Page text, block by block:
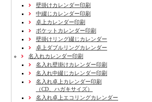
壁掛けカレンダー印刷
中綴じカレンダー印刷
卓上カレンダー印刷
ポケットカレンダー印刷
壁掛けリング綴じカレンダー
卓上ダブルリングカレンダー
名入れカレンダー印刷
名入れ壁掛けカレンダー印刷
名入れ中綴じカレンダー印刷
名入れ卓上カレンダー印刷
（CD、ハガキサイズ）
名入れ卓上エコリングカレンダー